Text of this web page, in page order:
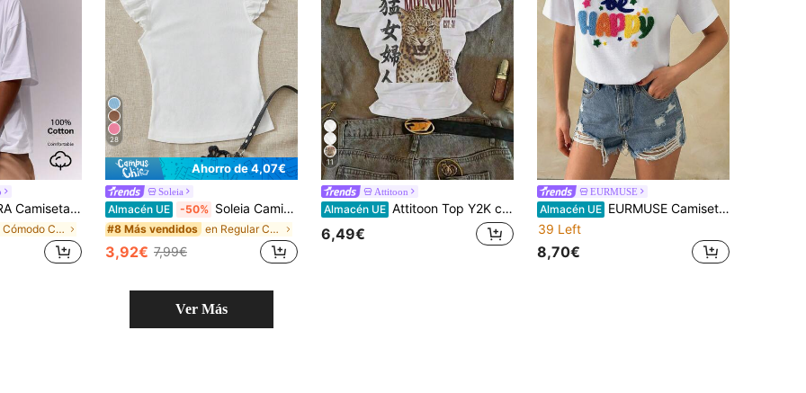
armario casual para uso diario, oversize para aeropuerto, vuelta al colegio, primavera, verano, vacaciones
en Cómodo Camisetas De Mujer
28
Ahorro de 4,07€
Soleia
Almacén UE -50% Soleia Camiseta de punto blanco con textura estriada y ribete de volantes, ideal para vacaciones
#8 Más vendidos en Regular Camisetas De Mujer
3,92€ 7,99€
11
Attitoon
Almacén UE Attitoon Top Y2K casual minimalista versátil para uso diario, fiesta y aeropuerto, estampado de leopardo con caracteres chinos y letras en inglés, camiseta blanca de mujer para verano, para salir, con cintura fruncida, hombros descubiertos, manga corta ajustada, top de verano
6,49€
EURMUSE
Almacén UE EURMUSE Camiseta de manga corta casual de corte holgado para mujer con bordado "Sé feliz" y estrellas de colores | Parte superior gráfica linda de verano
39 Left
8,70€
Ver Más